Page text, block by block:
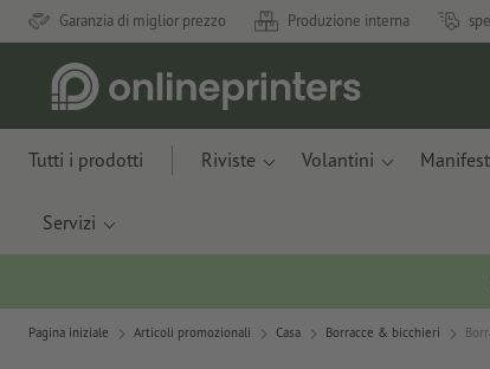
Garanzia di miglior prezzo Produzione interna
Tutti i prodotti Riviste Volantini
Servizi
Pagina iniziale Articoli promozionali Casa Borracce & bicchieri